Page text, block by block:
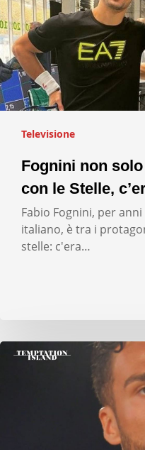
Televisione
Fognini non
con le Stelle,
Fabio Fognini, per
italiano, è tra i
stelle: c'era…